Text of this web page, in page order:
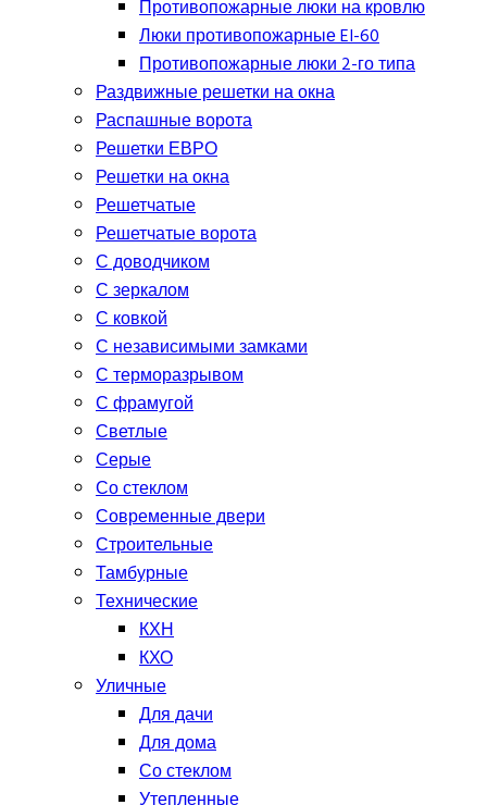
Противопожарные люки на кровлю
Люки противопожарные EI-60
Противопожарные люки 2-го типа
Раздвижные решетки на окна
Распашные ворота
Решетки ЕВРО
Решетки на окна
Решетчатые
Решетчатые ворота
С доводчиком
С зеркалом
С ковкой
С независимыми замками
С терморазрывом
С фрамугой
Светлые
Серые
Со стеклом
Современные двери
Строительные
Тамбурные
Технические
КХН
КХО
Уличные
Для дачи
Для дома
Со стеклом
Утепленные